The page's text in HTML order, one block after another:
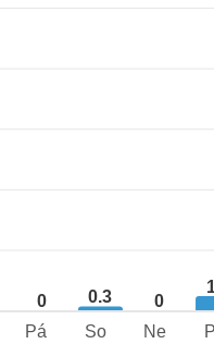
0 0.3 0
Pá So Ne